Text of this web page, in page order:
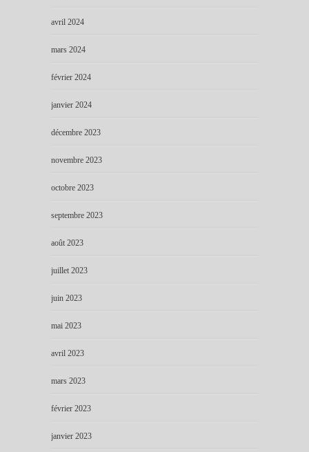
avril 2024
mars 2024
février 2024
janvier 2024
décembre 2023
novembre 2023
octobre 2023
septembre 2023
août 2023
juillet 2023
juin 2023
mai 2023
avril 2023
mars 2023
février 2023
janvier 2023